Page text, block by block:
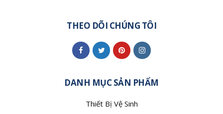
THEO DÕI CHÚNG TÔI
DANH MỤC SẢN PHẨM
Thiết Bị Vệ Sinh